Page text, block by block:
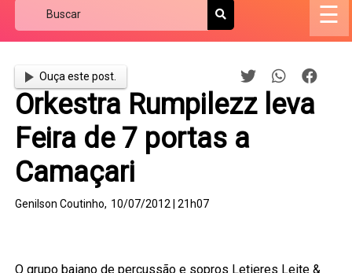
☰
Ouça este post.
Orkestra Rumpilezz leva
Feira de 7 portas a
Camaçari
Genilson Coutinho, 10/07/2012 | 21h07
O grupo baiano de percussão e sopros Letieres Leite &